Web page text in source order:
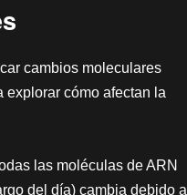
cambios moleculares
explorar cómo afectan la
las moléculas de ARN
del día) cambia debido a